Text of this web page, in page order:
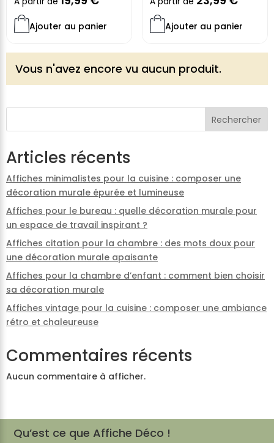
Ajouter au panier Ajouter au panier
Vous n'avez encore vu aucun produit.
Rechercher
Articles récents
Affiches minimalistes pour la cuisine : composer une
décoration murale épurée et lumineuse
Affiches pour le bureau : quelle décoration murale pour
un espace de travail inspirant ?
Affiches citation pour la chambre : des mots doux pour
une décoration murale apaisante
Affiches pour la chambre d’enfant : comment bien choisir
sa décoration murale
Affiches vintage pour la cuisine : composer une ambiance
rétro et chaleureuse
Commentaires récents
Aucun commentaire à afficher.
Qu’est ce que Affiche Déco !